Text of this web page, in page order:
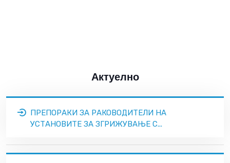
Актуелно
ПРЕПОРАКИ ЗА РАКОВОДИТЕЛИ НА
УСТАНОВИТЕ ЗА ЗГРИЖУВАЊЕ С...